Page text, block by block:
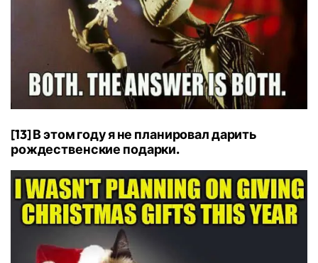
[13] В этом году я не планировал дарить
рождественские подарки.